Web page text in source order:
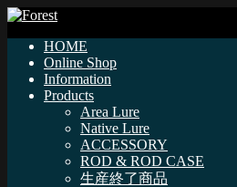
HOME
Online Shop
Information
Products
Area Lure
Native Lure
ACCESSORY
ROD & ROD CASE
生産終了商品